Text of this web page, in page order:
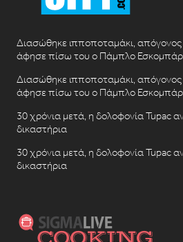
Διασώθηκε ιπποποταμάκι, απόγονος
άφησε πίσω του ο Πάμπλο Εσκομπάρ
Διασώθηκε ιπποποταμάκι, απόγονος
άφησε πίσω του ο Πάμπλο Εσκομπάρ
30 χρόνια μετά, η δολοφονία Tupac
δικαστήρια
30 χρόνια μετά, η δολοφονία Tupac
δικαστήρια